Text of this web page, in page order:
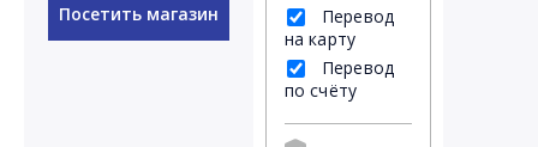
Посетить магазин
Перевод
на карту
Перевод
по счёту